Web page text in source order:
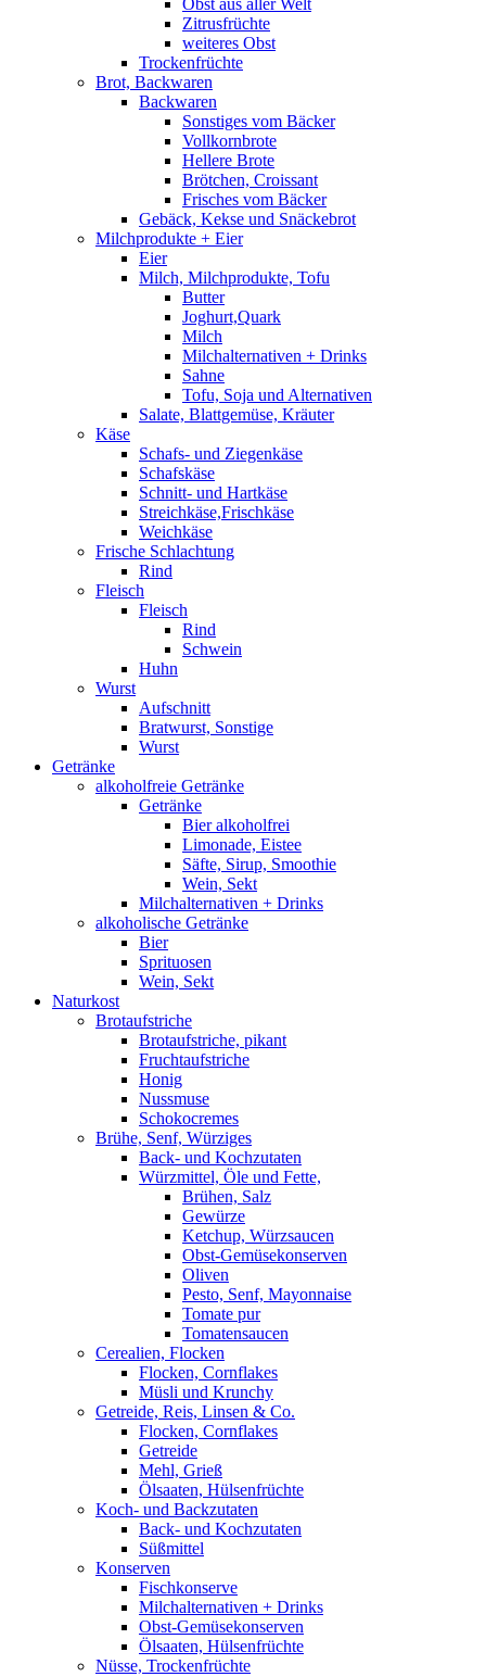
Obst aus aller Welt
Zitrusfrüchte
weiteres Obst
Trockenfrüchte
Brot, Backwaren
Backwaren
Sonstiges vom Bäcker
Vollkornbrote
Hellere Brote
Brötchen, Croissant
Frisches vom Bäcker
Gebäck, Kekse und Snäckebrot
Milchprodukte + Eier
Eier
Milch, Milchprodukte, Tofu
Butter
Joghurt,Quark
Milch
Milchalternativen + Drinks
Sahne
Tofu, Soja und Alternativen
Salate, Blattgemüse, Kräuter
Käse
Schafs- und Ziegenkäse
Schafskäse
Schnitt- und Hartkäse
Streichkäse,Frischkäse
Weichkäse
Frische Schlachtung
Rind
Fleisch
Fleisch
Rind
Schwein
Huhn
Wurst
Aufschnitt
Bratwurst, Sonstige
Wurst
Getränke
alkoholfreie Getränke
Getränke
Bier alkoholfrei
Limonade, Eistee
Säfte, Sirup, Smoothie
Wein, Sekt
Milchalternativen + Drinks
alkoholische Getränke
Bier
Sprituosen
Wein, Sekt
Naturkost
Brotaufstriche
Brotaufstriche, pikant
Fruchtaufstriche
Honig
Nussmuse
Schokocremes
Brühe, Senf, Würziges
Back- und Kochzutaten
Würzmittel, Öle und Fette,
Brühen, Salz
Gewürze
Ketchup, Würzsaucen
Obst-Gemüsekonserven
Oliven
Pesto, Senf, Mayonnaise
Tomate pur
Tomatensaucen
Cerealien, Flocken
Flocken, Cornflakes
Müsli und Krunchy
Getreide, Reis, Linsen & Co.
Flocken, Cornflakes
Getreide
Mehl, Grieß
Ölsaaten, Hülsenfrüchte
Koch- und Backzutaten
Back- und Kochzutaten
Süßmittel
Konserven
Fischkonserve
Milchalternativen + Drinks
Obst-Gemüsekonserven
Ölsaaten, Hülsenfrüchte
Nüsse, Trockenfrüchte